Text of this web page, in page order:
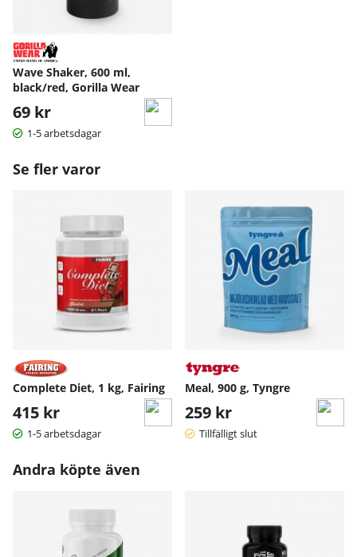
Wave Shaker, 600 ml,
black/red, Gorilla Wear
69 kr
1-5 arbetsdagar
Se fler varor
Complete Diet, 1 kg, Fairing
415 kr
1-5 arbetsdagar
Meal, 900 g, Tyngre
259 kr
Tillfälligt slut
Andra köpte även